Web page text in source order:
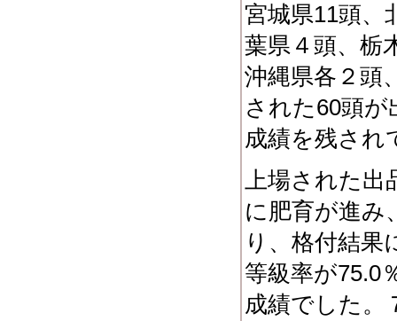
宮城県11頭、
葉県４頭、栃
沖縄県各２頭
された60頭が
成績を残され
上場された出
に肥育が進み
り、格付結果
等級率が75.0
成績でした。